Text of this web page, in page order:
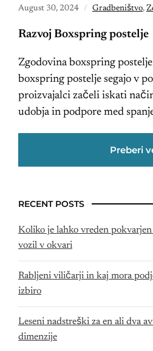
August 30, 2024 Gradbeništvo,
Razvoj Boxspring postelje
Zgodovina boxspring
boxspring postelje segajo v
proizvajalci začeli iskati
udobja in podpore med
Preberi
RECENT POSTS
Koliko je lahko vreden
vozil v okvari
Rabljeni viličarji in kaj mora
izbiro
Leseni nadstreški za en ali dva
dimenzije